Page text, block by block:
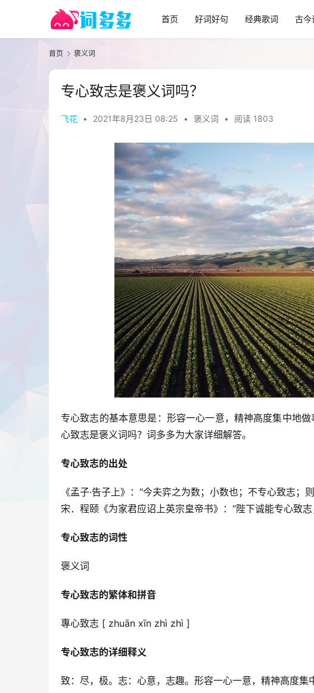
首页 好词好句 经典歌词 古今
首页 褒义词
专心致志是褒义词吗？
飞花 • 2021年8月23日 08:25 • 褒义词 • 阅读 1803
专心致志的基本意思是：形容一心一意，精神高度集中地
心致志是褒义词吗？词多多为大家详细解答。
专心致志的出处
《孟子·告子上》：“今夫弈之为数；小数也；不专心致志；
宋．程颐《为家君应诏上英宗皇帝书》：“陛下诚能专心致
专心致志的词性
褒义词
专心致志的繁体和拼音
專心致志 [ zhuān xīn zhì zhì ]
专心致志的详细释义
致：尽，极。志：心意，志趣。形容一心一意，精神高度集